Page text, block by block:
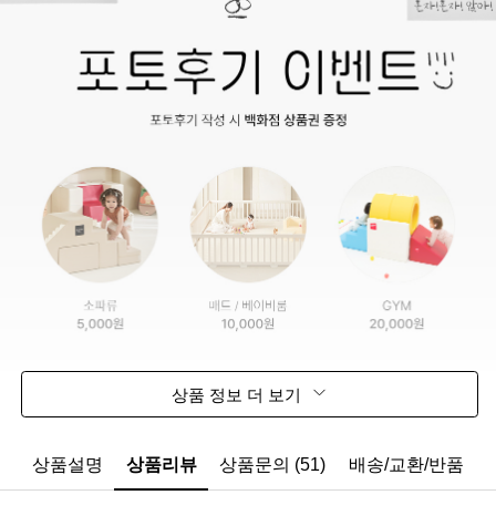
상품 정보 더 보기
상품설명 상품리뷰 상품문의 (51) 배송/교환/반품